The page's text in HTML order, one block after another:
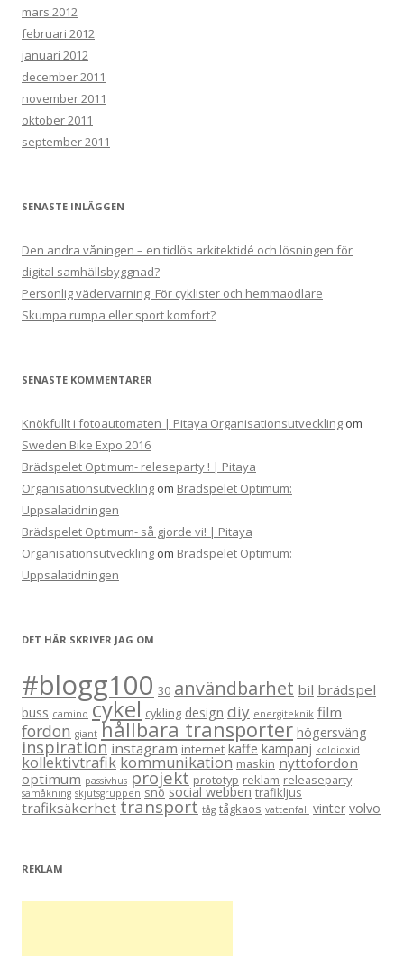
mars 2012
februari 2012
januari 2012
december 2011
november 2011
oktober 2011
september 2011
SENASTE INLÄGGEN
Den andra våningen – en tidlös arkitektidé och lösningen för
digital samhällsbyggnad?
Personlig vädervarning: För cyklister och hemmaodlare
Skumpa rumpa eller sport komfort?
SENASTE KOMMENTARER
Knökfullt i fotoautomaten | Pitaya Organisationsutveckling om
Sweden Bike Expo 2016
Brädspelet Optimum- releseparty ! | Pitaya
Organisationsutveckling om Brädspelet Optimum:
Uppsalatidningen
Brädspelet Optimum- så gjorde vi! | Pitaya
Organisationsutveckling om Brädspelet Optimum:
Uppsalatidningen
DET HÄR SKRIVER JAG OM
#blogg100 30 användbarhet bil brädspel
buss camino cykel cykling design diy energiteknik film
fordon giant hållbara transporter högersväng
inspiration instagram internet kaffe kampanj koldioxid
kollektivtrafik kommunikation maskin nyttofordon
optimum passivhus projekt prototyp reklam releaseparty
samåkning skjutsgruppen snö social webben trafikljus
trafiksäkerhet transport tåg tågkaos vattenfall vinter volvo
REKLAM